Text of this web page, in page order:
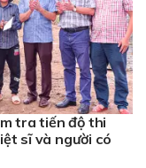
tra tiến độ thi
sĩ và người có